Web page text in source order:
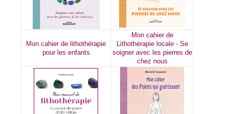
Mon cahier de lithothérapie
pour les enfants
Mon cahier de
Lithothérapie locale - Se
soigner avec les pierres de
chez nous